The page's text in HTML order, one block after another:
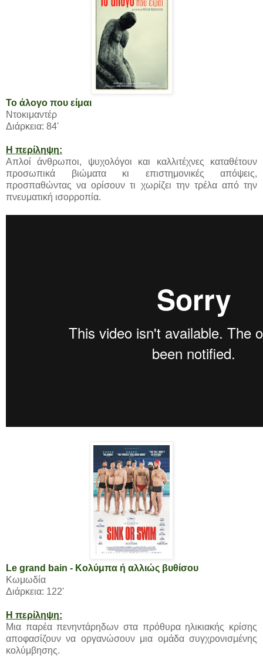
Το άλογο που είμαι
Ντοκιμαντέρ
Διάρκεια: 84'
Η περίληψη:
Απλοί άνθρωποι, ψυχολόγοι και καλλιτέχνες καταθέτουν
προσωπικά βιώματα κι επιστημονικές απόψεις,
προσπαθώντας να ορίσουν τι χωρίζει την τρέλα από την
πνευματική ισορροπία.
Le grand bain - Κολύμπα ή αλλιώς βυθίσου
Κωμωδία
Διάρκεια: 122'
Η περίληψη:
Μια παρέα πενηντάρηδων στα πρόθυρα ηλικιακής κρίσης
αποφασίζουν να οργανώσουν μια ομάδα συγχρονισμένης
κολύμβησης.